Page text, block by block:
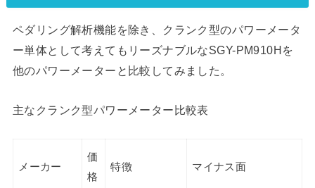
ペダリング解析機能を除き、クランク型のパワーメータ
ー単体として考えてもリーズナブルなSGY-PM910Hを
他のパワーメーターと比較してみました。
主なクランク型パワーメーター比較表
メーカー
価
格
特徴 マイナス面